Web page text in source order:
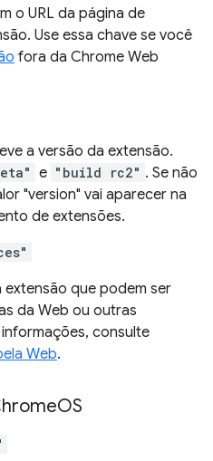
o URL da página de
Use essa chave se você
fora da Chrome Web
a versão da extensão.
e "build rc2" . Se não
"version" vai aparecer na
de extensões.
extensão que podem ser
da Web ou outras
consulte
Web.
OS